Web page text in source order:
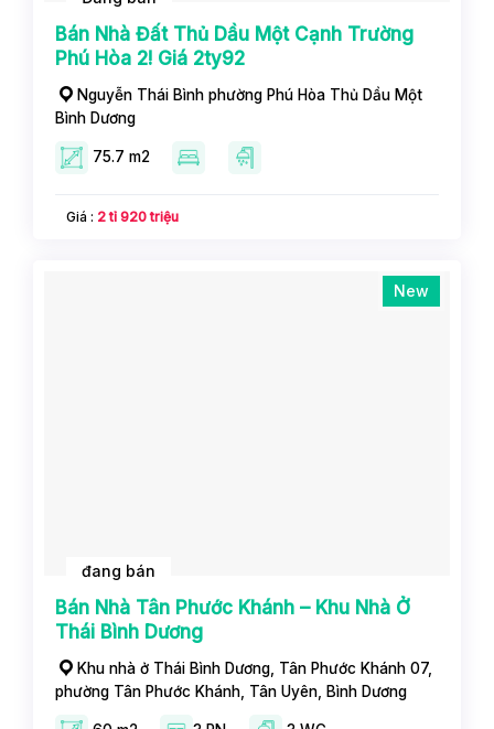
Bán Nhà Đất Thủ Dầu Một Cạnh Trường
Phú Hòa 2! Giá 2ty92
Nguyễn Thái Bình phường Phú Hòa Thủ Dầu Một
Bình Dương
75.7 m2
Giá : 2 tỉ 920 triệu
đang bán
New
Bán Nhà Tân Phước Khánh – Khu Nhà Ở
Thái Bình Dương
Khu nhà ở Thái Bình Dương, Tân Phước Khánh 07,
phường Tân Phước Khánh, Tân Uyên, Bình Dương